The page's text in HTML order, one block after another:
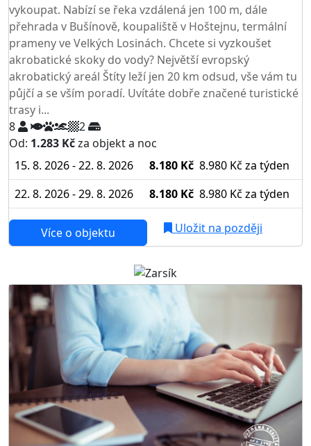
vykoupat. Nabízí se řeka vzdálená jen 100 m, dále
přehrada v Bušínově, koupaliště v Hoštejnu, termální
prameny ve Velkých Losinách. Chcete si vyzkoušet
akrobatické skoky do vody? Největší evropský
akrobatický areál Štíty leží jen 20 km odsud, vše vám tu
půjčí a se vším poradí. Uvítáte dobře značené turistické
trasy i...
8
2
Od: 1.283 Kčza objekt a noc
15. 8. 2026 - 22. 8. 2026
8.180 Kč 8.980 Kč za týden
22. 8. 2026 - 29. 8. 2026
8.180 Kč 8.980 Kč za týden
Více o objektu Uložit na později